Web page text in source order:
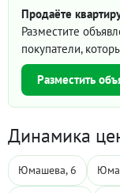
Продаёте
Разместите
покупатели,
Разместить
Динамика
Юмашева, 6